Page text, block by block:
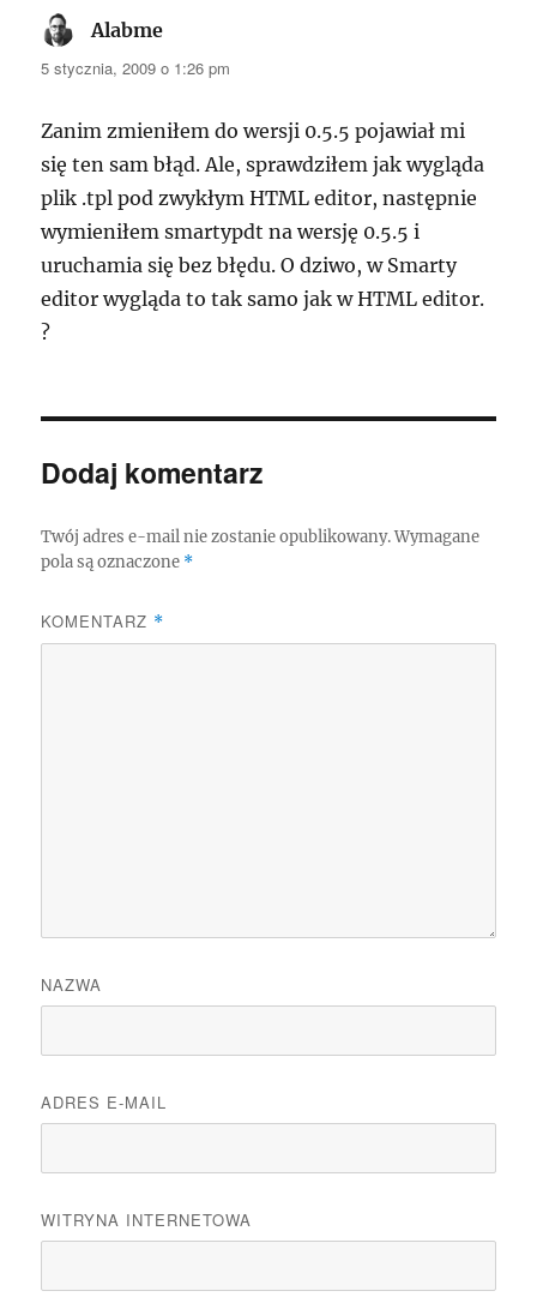
Alabme
5 stycznia, 2009 o 1:26 pm
Zanim zmieniłem do wersji 0.5.5 pojawiał mi
się ten sam błąd. Ale, sprawdziłem jak wygląda
plik .tpl pod zwykłym HTML editor, następnie
wymieniłem smartypdt na wersję 0.5.5 i
uruchamia się bez błędu. O dziwo, w Smarty
editor wygląda to tak samo jak w HTML editor.
?
Dodaj komentarz
Twój adres e-mail nie zostanie opublikowany. Wymagane
pola są oznaczone *
KOMENTARZ *
NAZWA
ADRES E-MAIL
WITRYNA INTERNETOWA